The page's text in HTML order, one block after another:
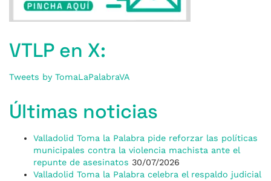
VTLP en X:
Tweets by TomaLaPalabraVA
Últimas noticias
Valladolid Toma la Palabra pide reforzar las políticas
municipales contra la violencia machista ante el
repunte de asesinatos 30/07/2026
Valladolid Toma la Palabra celebra el respaldo judicial